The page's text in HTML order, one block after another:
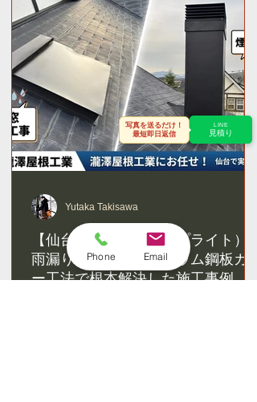
【仙台市】天窓（トップライト）の
雨漏り修理｜ガルバリウム鋼板カバ
ー工法で根本解決した施工事例
Yutaka Takisawa
Phone Email
写真を送るだけ！
最短即日返信
LINE
見積り